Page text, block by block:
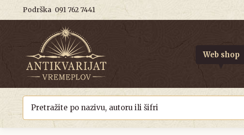
Podrška 091 762 7441
Web shop